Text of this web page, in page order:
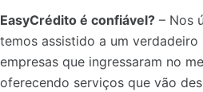
EasyCrédito é confiável? – Nos
temos assistido a um verdadeiro
empresas que ingressaram no
oferecendo serviços que vão